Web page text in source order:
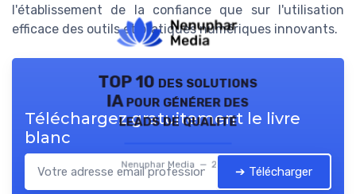
l'établissement de la confiance que sur l'utilisation
efficace des outils et pratiques numériques innovants.
TOP 10 des solutions
IA pour générer des
leads de qualité
Nenuphar Media — 2026
Téléchargez gratuitement le livre
blanc
➔ Télécharger